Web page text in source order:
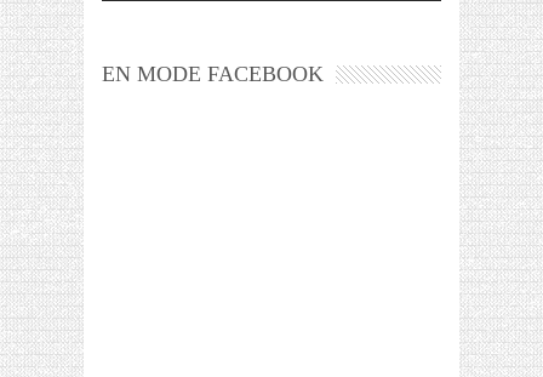
EN MODE FACEBOOK